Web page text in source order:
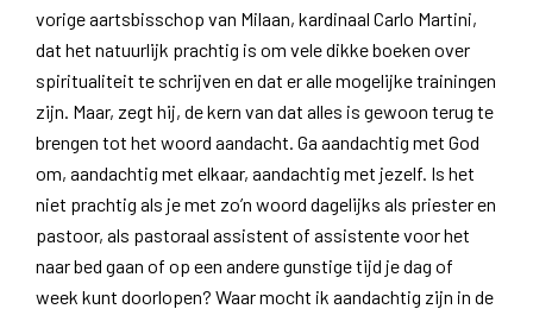
vorige aartsbisschop van Milaan, kardinaal Carlo Martini,
dat het natuurlijk prachtig is om vele dikke boeken over
spiritualiteit te schrijven en dat er alle mogelijke trainingen
zijn. Maar, zegt hij, de kern van dat alles is gewoon terug te
brengen tot het woord aandacht. Ga aandachtig met God
om, aandachtig met elkaar, aandachtig met jezelf. Is het
niet prachtig als je met zo’n woord dagelijks als priester en
pastoor, als pastoraal assistent of assistente voor het
naar bed gaan of op een andere gunstige tijd je dag of
week kunt doorlopen? Waar mocht ik aandachtig zijn in de